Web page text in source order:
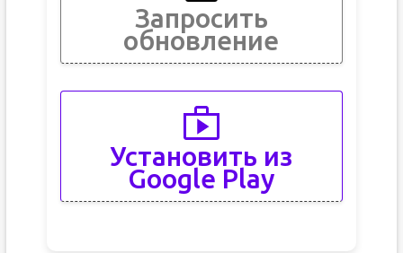
Запросить
обновление
Установить из
Google Play